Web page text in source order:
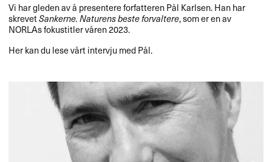
Vi har gleden av å presentere forfatteren Pål Karlsen. Han har
skrevetSankerne. Naturens beste forvaltere, som er en av
NORLAs fokustitler våren 2023.
Her kan du lese vårt intervju med Pål.